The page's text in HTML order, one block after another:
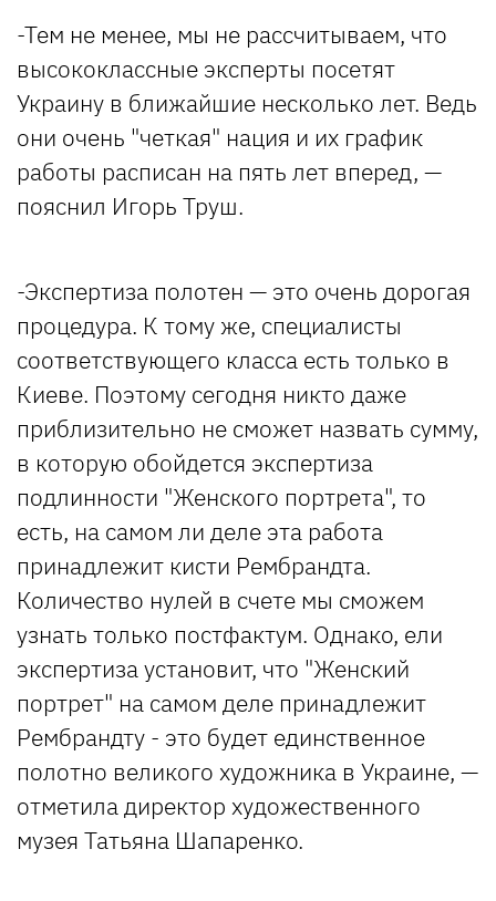
-Тем не менее, мы не рассчитываем, что
высококлассные эксперты посетят
Украину в ближайшие несколько лет. Ведь
они очень "четкая" нация и их график
работы расписан на пять лет вперед, —
пояснил Игорь Труш.
-Экспертиза полотен — это очень дорогая
процедура. К тому же, специалисты
соответствующего класса есть только в
Киеве. Поэтому сегодня никто даже
приблизительно не сможет назвать сумму,
в которую обойдется экспертиза
подлинности "Женского портрета", то
есть, на самом ли деле эта работа
принадлежит кисти Рембрандта.
Количество нулей в счете мы сможем
узнать только постфактум. Однако, ели
экспертиза установит, что "Женский
портрет" на самом деле принадлежит
Рембрандту - это будет единственное
полотно великого художника в Украине, —
отметила директор художественного
музея Татьяна Шапаренко.